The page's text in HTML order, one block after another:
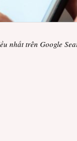
nhất trên Google